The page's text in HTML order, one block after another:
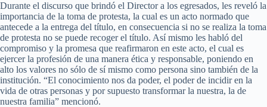
Durante el discurso que brindó el Director a los egresados, les reveló la
importancia de la toma de protesta, la cual es un acto normado que
antecede a la entrega del título, en consecuencia si no se realiza la toma
de protesta no se puede recoger el título. Así mismo les habló del
compromiso y la promesa que reafirmaron en este acto, el cual es
ejercer la profesión de una manera ética y responsable, poniendo en
alto los valores no sólo de sí mismo como persona sino también de la
institución. “El conocimiento nos da poder, el poder de incidir en la
vida de otras personas y por supuesto transformar la nuestra, la de
nuestra familia” mencionó.